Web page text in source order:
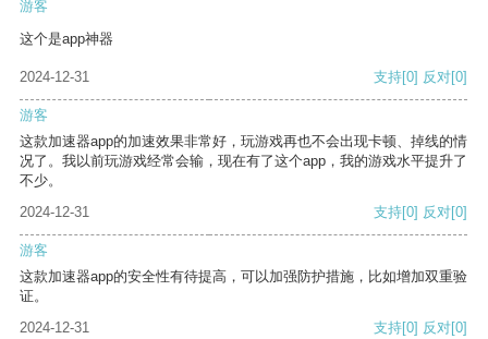
游客
这个是app神器
2024-12-31 支持[0] 反对[0]
游客
这款加速器app的加速效果非常好，玩游戏再也不会出现卡顿、掉线的情
况了。我以前玩游戏经常会输，现在有了这个app，我的游戏水平提升了
不少。
2024-12-31
支持[0] 反对[0]
游客
这款加速器app的安全性有待提高，可以加强防护措施，比如增加双重验
证。
2024-12-31
支持[0] 反对[0]